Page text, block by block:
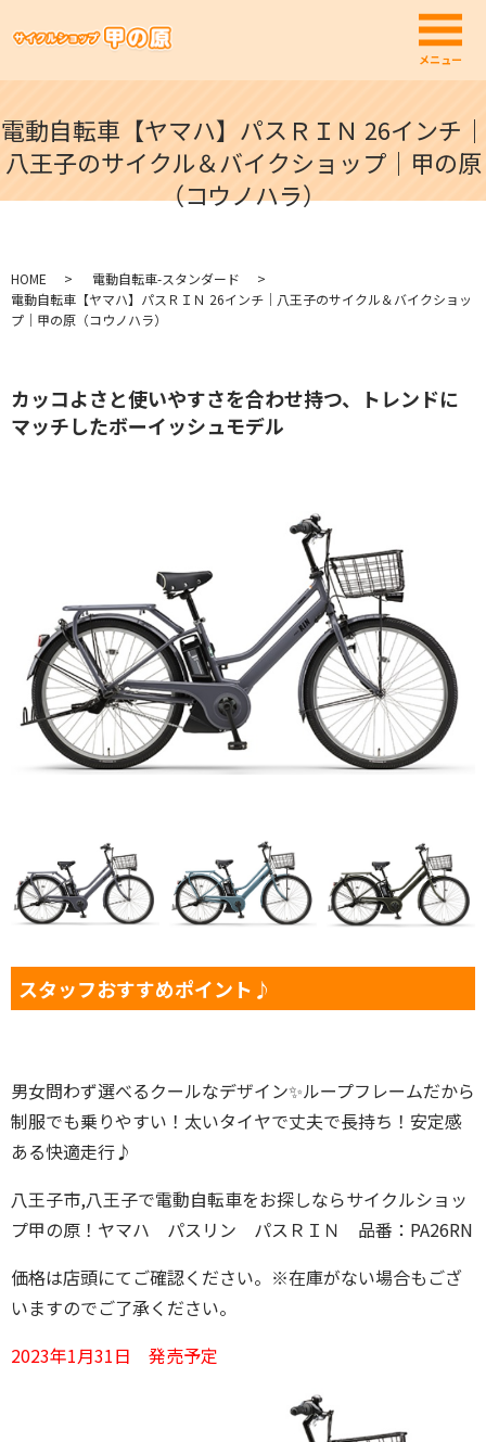
メ
メニュー
電動自転車【ヤマハ】パスＲＩＮ 26インチ｜
八王子のサイクル＆バイクショップ｜甲の原
（コウノハラ）
HOME
電動自転車-スタンダード
電動自転車【ヤマハ】パスＲＩＮ 26インチ｜八王子のサイクル＆バイクショッ
プ｜甲の原（コウノハラ）
カッコよさと使いやすさを合わせ持つ、トレンドに
マッチしたボーイッシュモデル
スタッフおすすめポイント♪
男女問わず選べるクールなデザイン✨ループフレームだから
制服でも乗りやすい！太いタイヤで丈夫で長持ち！安定感
ある快適走行♪
八王子市,八王子で電動自転車をお探しならサイクルショッ
プ甲の原！ヤマハ パスリン パスＲＩＮ 品番：PA26RN
価格は店頭にてご確認ください。※在庫がない場合もござ
いますのでご了承ください。
2023年1月31日 発売予定